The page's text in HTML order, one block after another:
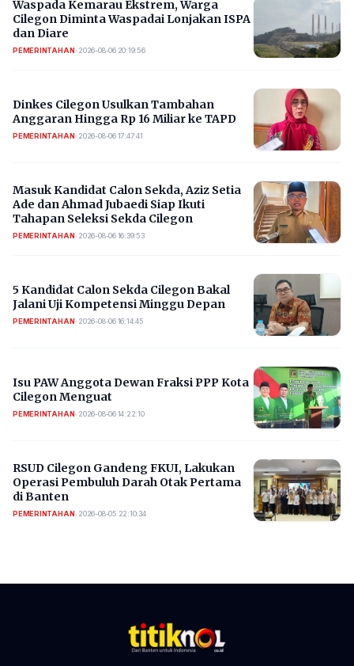
Waspada Kemarau Ekstrem, Warga
Cilegon Diminta Waspadai Lonjakan ISPA
dan Diare
PEMERINTAHAN• 2026-08-06 20:19:56
Dinkes Cilegon Usulkan Tambahan
Anggaran Hingga Rp 16 Miliar ke TAPD
PEMERINTAHAN• 2026-08-06 17:47:41
Masuk Kandidat Calon Sekda, Aziz Setia
Ade dan Ahmad Jubaedi Siap Ikuti
Tahapan Seleksi Sekda Cilegon
PEMERINTAHAN• 2026-08-06 16:39:53
5 Kandidat Calon Sekda Cilegon Bakal
Jalani Uji Kompetensi Minggu Depan
PEMERINTAHAN• 2026-08-06 16:14:45
Isu PAW Anggota Dewan Fraksi PPP Kota
Cilegon Menguat
PEMERINTAHAN• 2026-08-06 14:22:10
RSUD Cilegon Gandeng FKUI, Lakukan
Operasi Pembuluh Darah Otak Pertama
di Banten
PEMERINTAHAN• 2026-08-05 22:10:34